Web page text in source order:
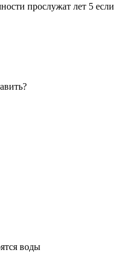
прослужат лет 5
воды